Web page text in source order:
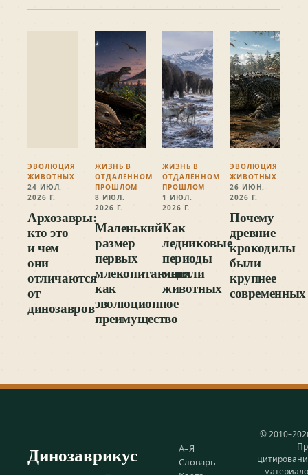
ЭВОЛЮЦИЯ
ЖИВОТНЫХ
24 ИЮЛ.
2026 Г.
Архозавры:
кто это
и чем
они
отличаются
от
динозавров
ЖИЗНЬ В
ОТДАЛЁННОМ
ПРОШЛОМ
8 ИЮЛ.
2026 Г.
Маленький
размер
первых
млекопитающих
как
эволюционное
преимущество
ЖИЗНЬ В
ОТДАЛЁННОМ
ПРОШЛОМ
1 ИЮЛ.
2026 Г.
Как
ледниковые
периоды
меняли
животных
ЭВОЛЮЦИЯ
ЖИВОТНЫХ
26 ИЮН.
2026 Г.
Почему
древние
крокодилы
были
крупнее
современных
Динозаврикус
А–Я
Словарь
©